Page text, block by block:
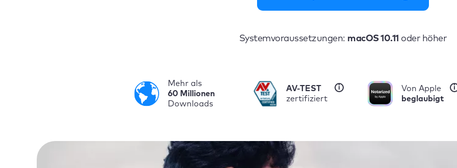
Systemvoraussetzungen: macOS 10.11 oder höher
Mehr als
60 Millionen
Downloads
i
AV-TEST
zertifiziert
i
Von Apple
beglaubigt